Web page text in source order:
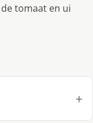
tomaat en ui